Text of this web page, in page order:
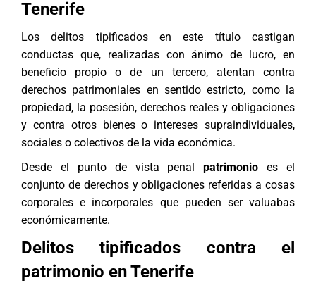
Tenerife
Los delitos tipificados en este título castigan
conductas que, realizadas con ánimo de lucro, en
beneficio propio o de un tercero, atentan contra
derechos patrimoniales en sentido estricto, como la
propiedad, la posesión, derechos reales y obligaciones
y contra otros bienes o intereses supraindividuales,
sociales o colectivos de la vida económica.
Desde el punto de vista penalpatrimonio es el
conjunto de derechos y obligaciones referidas a cosas
corporales e incorporales que pueden ser valuabas
económicamente.
Delitos tipificados contra el
patrimonio en Tenerife